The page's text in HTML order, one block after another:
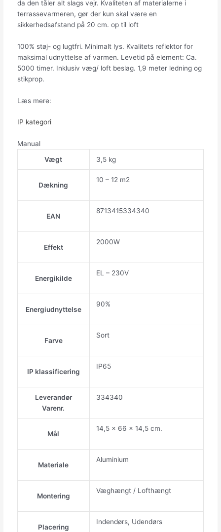
da den tåler alt slags vejr. Kvaliteten af materialerne i
terrassevarmeren, gør der kun skal være en
sikkerhedsafstand på 20 cm. op til loft
100% støj- og lugtfri. Minimalt lys. Kvalitets reflektor for
maksimal udnyttelse af varmen. Levetid på element: Ca.
5000 timer. Inklusiv væg/ loft beslag. 1,9 meter ledning og
stikprop.
Læs mere:
IP kategori
Manual
Vægt
3,5 kg
Dækning
10 – 12 m2
EAN
8713415334340
Effekt
2000W
Energikilde
EL – 230V
Energiudnyttelse
90%
Farve
Sort
IP klassificering
IP65
Leverandør
Varenr.
334340
Mål
14,5 x 66 x 14,5 cm.
Materiale
Aluminium
Montering
Væghængt / Lofthængt
Placering
Indendørs, Udendørs